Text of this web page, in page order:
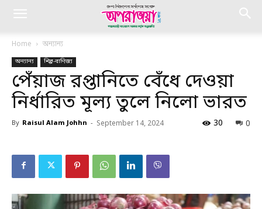
Home অন্যান্য
অন্যান্য শিল্প-বাণিজ্য
পেঁয়াজ রপ্তানিতে বেঁধে দেওয়া
নির্ধারিত মূল্য তুলে নিলো ভারত
By Raisul Alam Johhn - September 14, 2024 0
30